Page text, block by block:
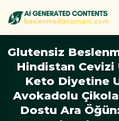
atla
Glutensiz
Hindistan
Keto Diyetine
Avokadolu
Dostu Ara